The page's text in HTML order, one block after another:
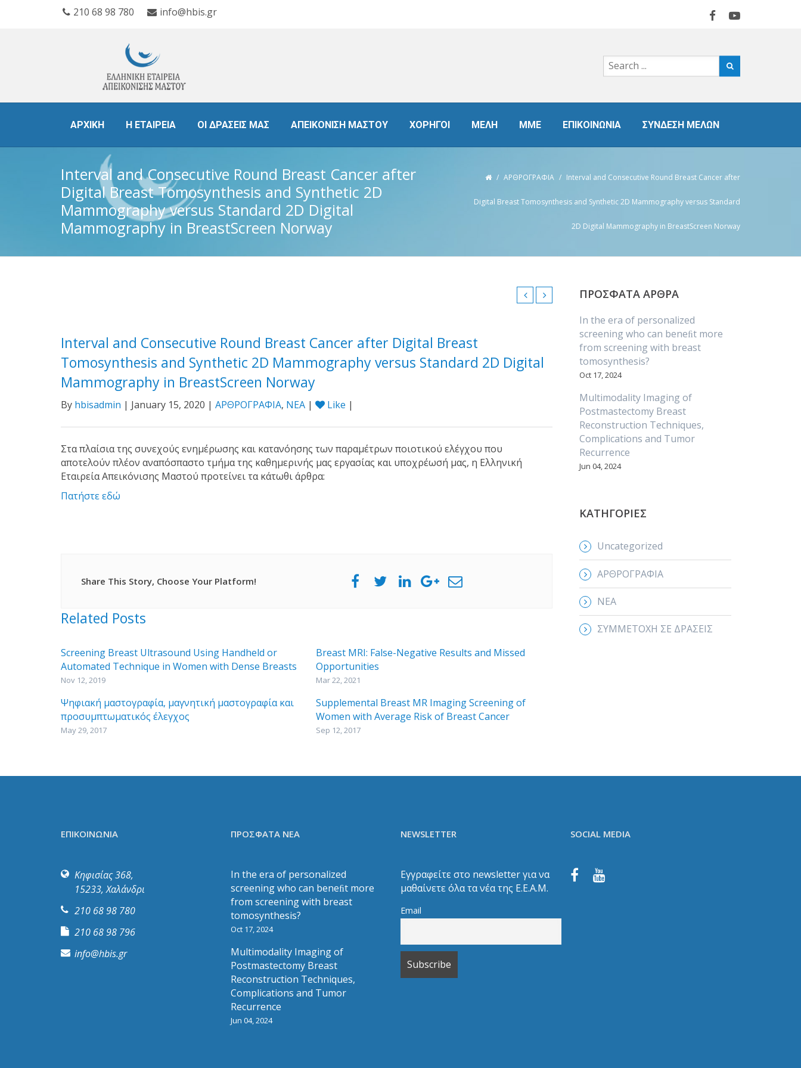
210 68 98 780 info@hbis.gr
ΑΡΧΙΚΗ Η ΕΤΑΙΡΕΙΑ ΟΙ ΔΡΑΣΕΙΣ ΜΑΣ ΑΠΕΙΚΟΝΙΣΗ ΜΑΣΤΟΥ ΧΟΡΗΓΟΙ ΜΕΛΗ ΜΜΕ ΕΠΙΚΟΙΝΩΝΙΑ ΣΥΝΔΕΣΗ ΜΕΛΩΝ
Interval and Consecutive Round Breast Cancer after
Digital Breast Tomosynthesis and Synthetic 2D
Mammography versus Standard 2D Digital
Mammography in BreastScreen Norway
/ ΑΡΘΡΟΓΡΑΦΙΑ / Interval and Consecutive Round Breast Cancer after
Digital Breast Tomosynthesis and Synthetic 2D Mammography versus Standard
2D Digital Mammography in BreastScreen Norway
Interval and Consecutive Round Breast Cancer after Digital Breast
Tomosynthesis and Synthetic 2D Mammography versus Standard 2D Digital
Mammography in BreastScreen Norway
By hbisadmin | January 15, 2020 | ΑΡΘΡΟΓΡΑΦΙΑ, ΝΕΑ | Like |
Στα πλαίσια της συνεχούς ενημέρωσης και κατανόησης των παραμέτρων ποιοτικού ελέγχου που
αποτελούν πλέον αναπόσπαστο τμήμα της καθημερινής μας εργασίας και υποχρέωσή μας, η Ελληνική
Εταιρεία Απεικόνισης Μαστού προτείνει τα κάτωθι άρθρα:
Πατήστε εδώ
Share This Story, Choose Your Platform!
Related Posts
Screening Breast Ultrasound Using Handheld or
Automated Technique in Women with Dense Breasts
Nov 12, 2019
Breast MRI: False-Negative Results and Missed
Opportunities
Mar 22, 2021
Ψηφιακή μαστογραφία, μαγνητική μαστογραφία και
προσυμπτωματικός έλεγχος
May 29, 2017
Supplemental Breast MR Imaging Screening of
Women with Average Risk of Breast Cancer
Sep 12, 2017
ΠΡΟΣΦΑΤΑ ΑΡΘΡΑ
In the era of personalized
screening who can beneﬁt more
from screening with breast
tomosynthesis?
Oct 17, 2024
Multimodality Imaging of
Postmastectomy Breast
Reconstruction Techniques,
Complications and Tumor
Recurrence
Jun 04, 2024
ΚΑΤΗΓΟΡΙΕΣ
Uncategorized
ΑΡΘΡΟΓΡΑΦΙΑ
ΝΕΑ
ΣΥΜΜΕΤΟΧΗ ΣΕ ΔΡΑΣΕΙΣ
ΕΠΙΚΟΙΝΩΝΙΑ
Κηφισίας 368,
15233, Χαλάνδρι
210 68 98 780
210 68 98 796
info@hbis.gr
ΠΡΟΣΦΑΤΑ ΝΕΑ
In the era of personalized
screening who can beneﬁt more
from screening with breast
tomosynthesis?
Oct 17, 2024
Multimodality Imaging of
Postmastectomy Breast
Reconstruction Techniques,
Complications and Tumor
Recurrence
Jun 04, 2024
NEWSLETTER
Εγγραφείτε στο newsletter για να
μαθαίνετε όλα τα νέα της Ε.Ε.Α.Μ.
Email
SOCIAL MEDIA